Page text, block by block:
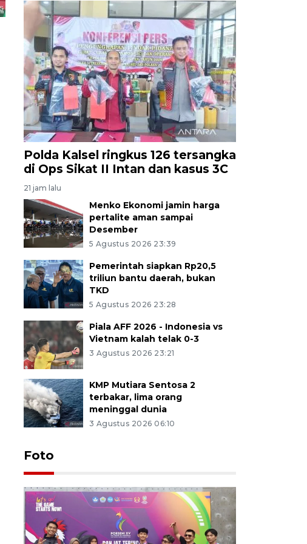
Polda Kalsel ringkus 126 tersangka
di Ops Sikat II Intan dan kasus 3C
21 jam lalu
Menko Ekonomi jamin harga
pertalite aman sampai
Desember
5 Agustus 2026 23:39
Pemerintah siapkan Rp20,5
triliun bantu daerah, bukan
TKD
5 Agustus 2026 23:28
Piala AFF 2026 - Indonesia vs
Vietnam kalah telak 0-3
3 Agustus 2026 23:21
KMP Mutiara Sentosa 2
terbakar, lima orang
meninggal dunia
3 Agustus 2026 06:10
Foto